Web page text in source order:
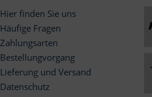
Hier finden Sie uns
Häufige Fragen
Zahlungsarten
Bestellungvorgang
Lieferung und Versand
Datenschutz